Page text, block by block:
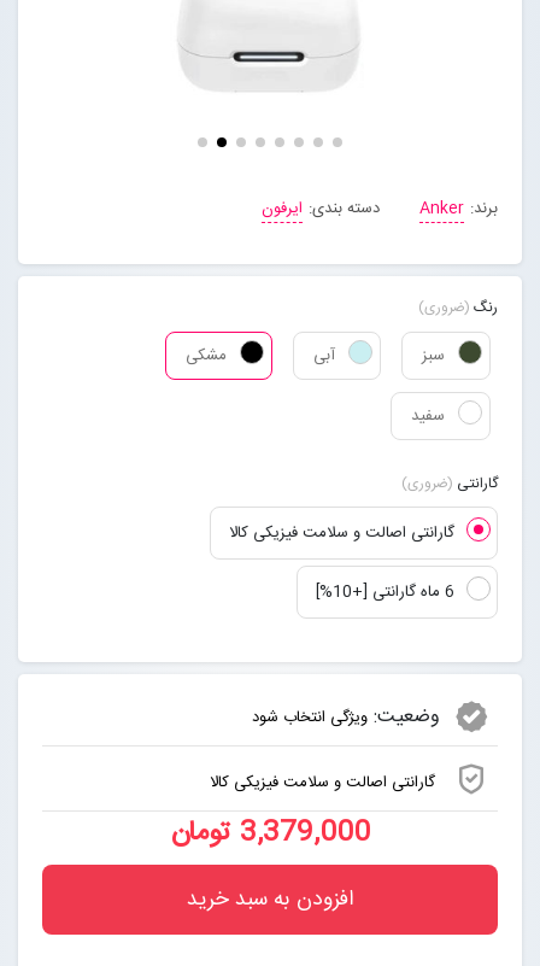
درباره ما
برند: Anker دسته بندی: ایرفون
رنگ (ضروری)
سبز آبی مشکی
سفید
گارانتی (ضروری)
گارانتی اصالت و سلامت فیزیکی کالا
6 ماه گارانتی [+10%]
وضعیت: ویژگی انتخاب شود
گارانتی اصالت و سلامت فیزیکی کالا
3,379,000 تومان
افزودن به سبد خرید